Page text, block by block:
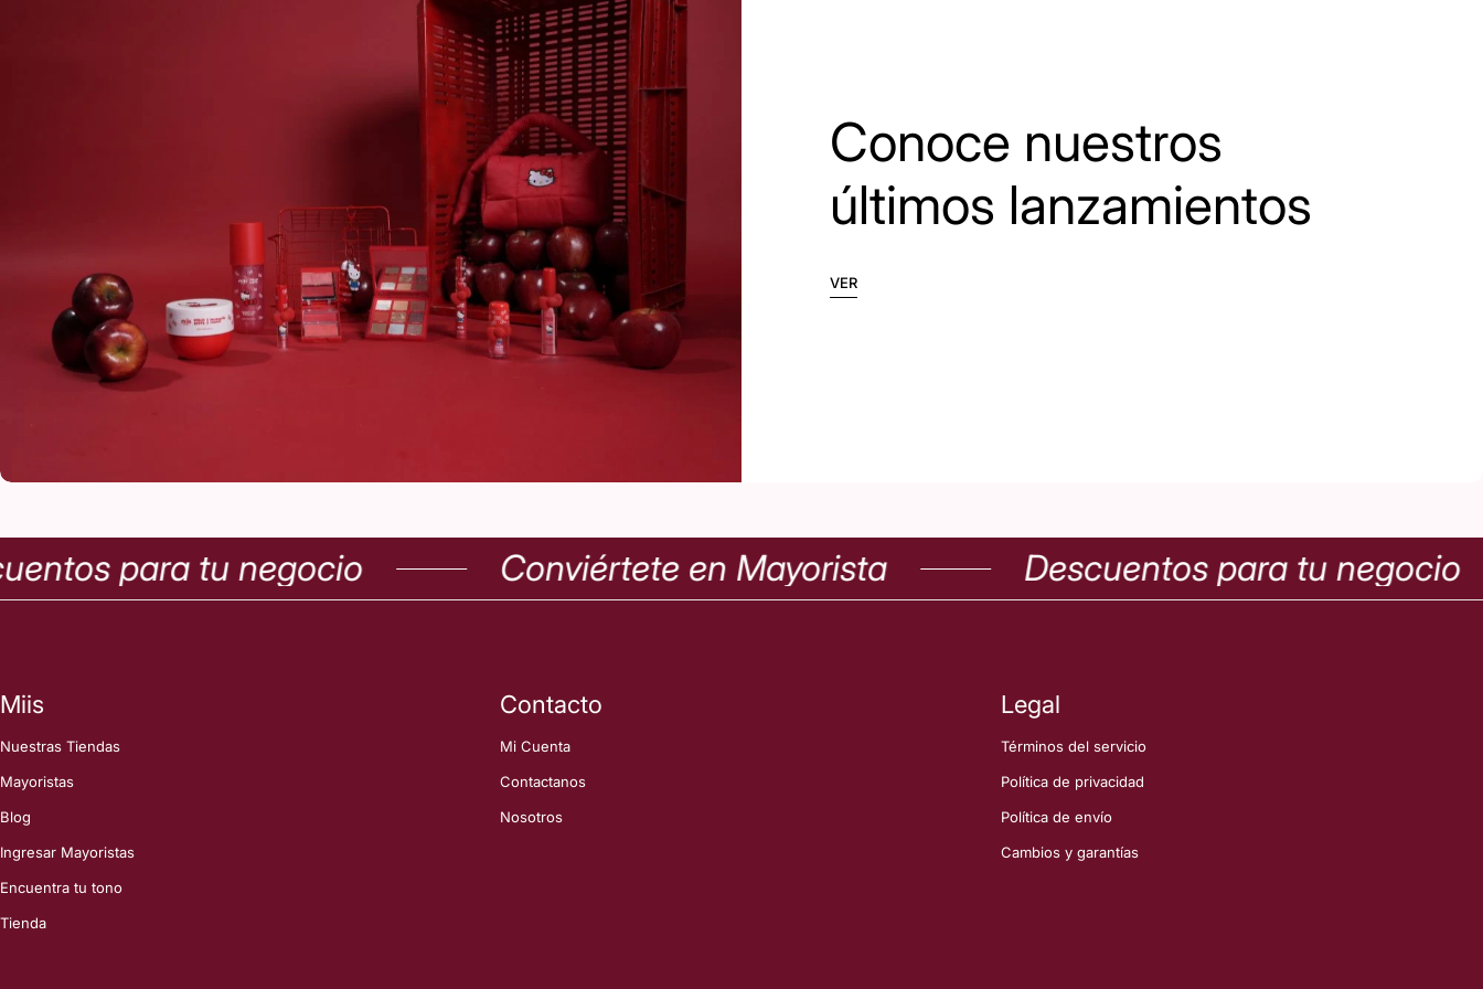
Conoce nuestros
últimos lanzamientos
VER
para tu negocio Conviértete en Mayorista Descuentos para tu negocio
Miis
Nuestras Tiendas
Mayoristas
Blog
Ingresar Mayoristas
Encuentra tu tono
Tienda
Contacto
Mi Cuenta
Contactanos
Nosotros
Legal
Términos del servicio
Política de privacidad
Política de envío
Cambios y garantías